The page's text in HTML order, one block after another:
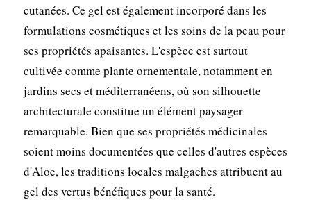
cutanées. Ce gel est également incorporé dans les
formulations cosmétiques et les soins de la peau pour
ses propriétés apaisantes. L'espèce est surtout
cultivée comme plante ornementale, notamment en
jardins secs et méditerranéens, où son silhouette
architecturale constitue un élément paysager
remarquable. Bien que ses propriétés médicinales
soient moins documentées que celles d'autres espèces
d'Aloe, les traditions locales malgaches attribuent au
gel des vertus bénéfiques pour la santé.